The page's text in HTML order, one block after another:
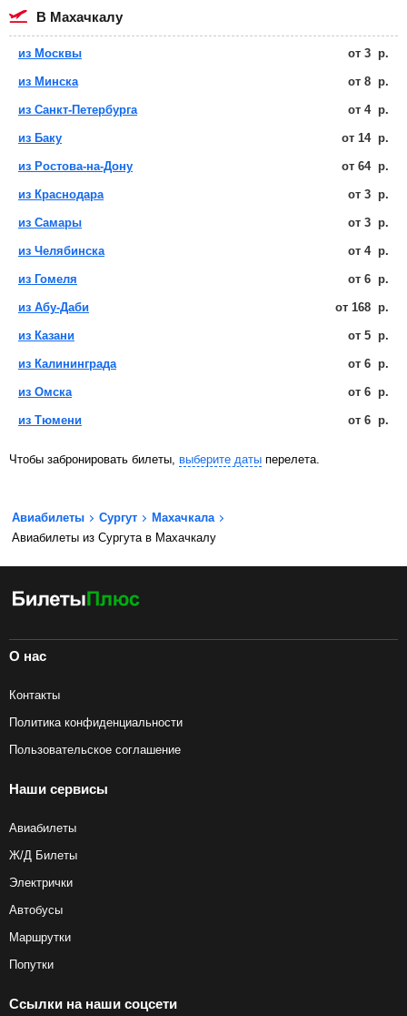
в Махачкалу
из Москвы от 3 р.
из Минска от 8 р.
из Санкт-Петербурга от 4 р.
из Баку от 14 р.
из Ростова-на-Дону от 64 р.
из Краснодара от 3 р.
из Самары от 3 р.
из Челябинска от 4 р.
из Гомеля от 6 р.
из Абу-Даби от 168 р.
из Казани от 5 р.
из Калининграда от 6 р.
из Омска от 6 р.
из Тюмени от 6 р.
Чтобы забронировать билеты, выберите даты перелета.
Авиабилеты Сургут
Махачкала
Авиабилеты из Сургута в Махачкалу
О нас
Контакты
Политика конфиденциальности
Пользовательское соглашение
Наши сервисы
Авиабилеты
Ж/Д Билеты
Электрички
Автобусы
Маршрутки
Попутки
Ссылки на наши соцсети